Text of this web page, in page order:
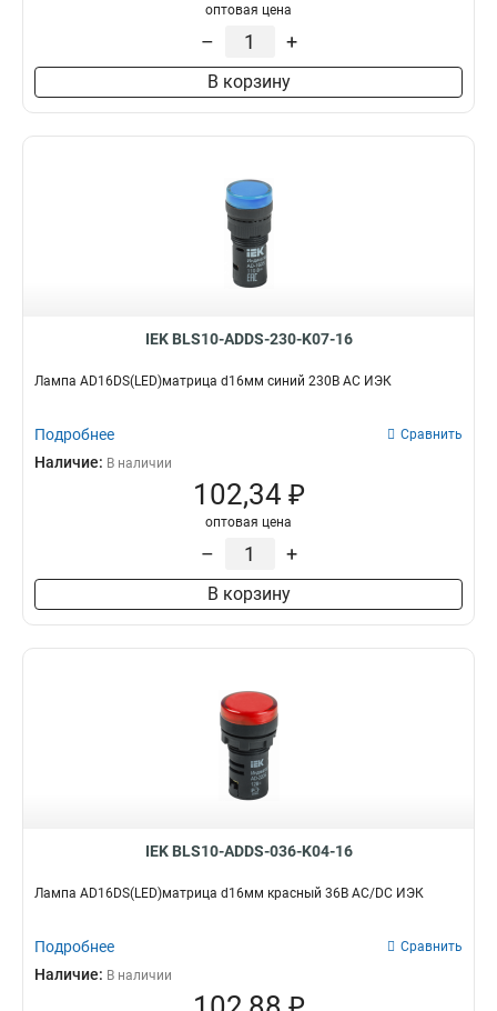
оптовая цена
– +
В корзину
IEK BLS10-ADDS-230-K07-16
Лампа AD16DS(LED)матрица d16мм синий 230В AC ИЭК
Подробнее Сравнить
Наличие: В наличии
102,34 ₽
оптовая цена
– +
В корзину
IEK BLS10-ADDS-036-K04-16
Лампа AD16DS(LED)матрица d16мм красный 36В AC/DC ИЭК
Подробнее Сравнить
Наличие: В наличии